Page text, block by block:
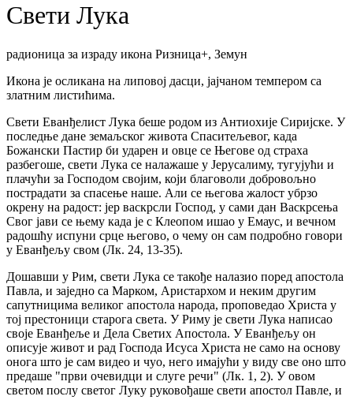
Свети Лука
радионица за израду икона Ризница+, Земун
Икона је осликана на липовој дасци, јајчаном темпером са
златним листићима.
Свети Еванђелист Лука беше родом из Антиохије Сиријске. У
последње дане земаљског живота Спаситељевог, када
Божански Пастир би ударен и овце се Његове од страха
разбегоше, свети Лука се налажаше у Јерусалиму, тугујући и
плачући за Господом својим, који благоволи добровољно
пострадати за спасење наше. Али се његова жалост убрзо
окрену на радост: јер васкрсли Господ, у сами дан Васкрсења
Свог јави се њему када је с Клеопом ишао у Емаус, и вечном
радошћу испуни срце његово, о чему он сам подробно говори
у Еванђељу свом (Лк. 24, 13-35).
Дошавши у Рим, свети Лука се такође налазио поред апостола
Павла, и заједно са Марком, Аристархом и неким другим
сапутницима великог апостола народа, проповедао Христа у
тој престоници старога света. У Риму је свети Лука написао
своје Еванђеље и Дела Светих Апостола. У Еванђељу он
описује живот и рад Господа Исуса Христа не само на основу
онога што је сам видео и чуо, него имајући у виду све оно што
предаше "први очевидци и слуге речи" (Лк. 1, 2). У овом
светом послу светог Луку руковођаше свети апостол Павле, и